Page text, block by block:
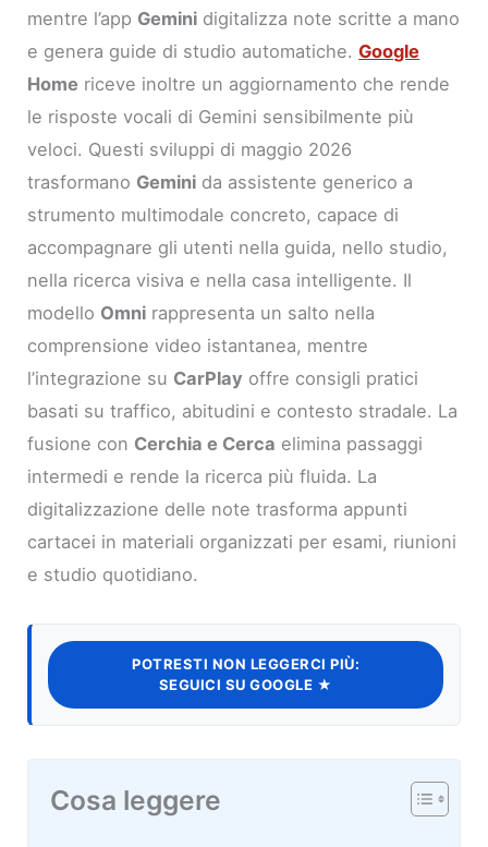
mentre l’app Gemini digitalizza note scritte a mano
e genera guide di studio automatiche.Google
Home riceve inoltre un aggiornamento che rende
le risposte vocali di Gemini sensibilmente più
veloci. Questi sviluppi di maggio 2026
trasformano Gemini da assistente generico a
strumento multimodale concreto, capace di
accompagnare gli utenti nella guida, nello studio,
nella ricerca visiva e nella casa intelligente. Il
modello Omni rappresenta un salto nella
comprensione video istantanea, mentre
l’integrazione su CarPlay offre consigli pratici
basati su traffico, abitudini e contesto stradale. La
fusione con Cerchia e Cerca elimina passaggi
intermedi e rende la ricerca più fluida. La
digitalizzazione delle note trasforma appunti
cartacei in materiali organizzati per esami, riunioni
e studio quotidiano.
POTRESTI NON LEGGERCI PIÙ:
SEGUICI SU GOOGLE ★
Cosa leggere